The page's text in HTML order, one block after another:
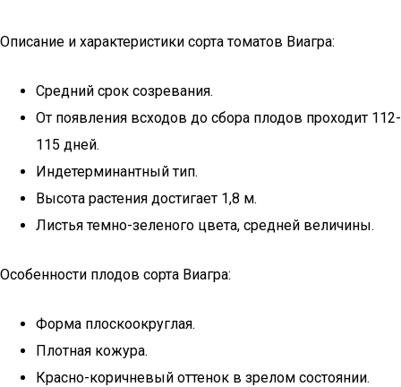
Описание и характеристики сорта томатов Виагра:
Средний срок созревания.
От появления всходов до сбора плодов проходит 112-
115 дней.
Индетерминантный тип.
Высота растения достигает 1,8 м.
Листья темно-зеленого цвета, средней величины.
Особенности плодов сорта Виагра:
Форма плоскоокруглая.
Плотная кожура.
Красно-коричневый оттенок в зрелом состоянии.